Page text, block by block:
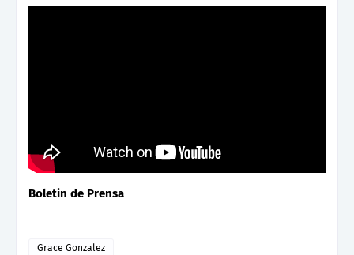
Boletin de Prensa
Grace Gonzalez